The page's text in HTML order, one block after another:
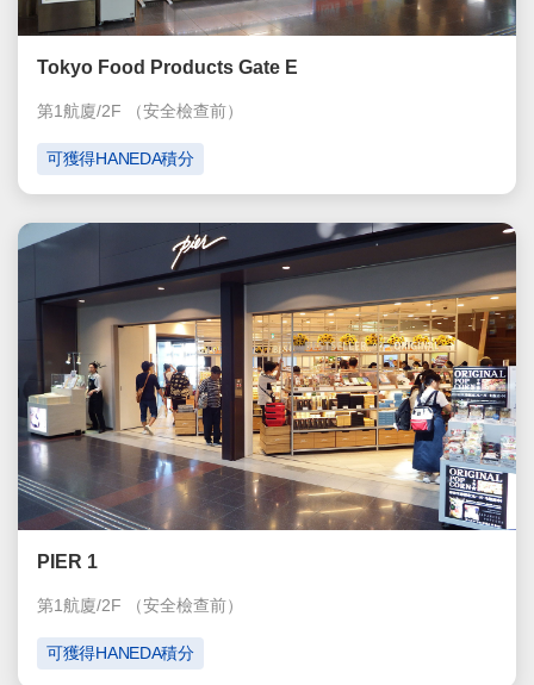
Tokyo Food Products Gate E
第1航廈/2F （安全檢查前）
可獲得HANEDA積分
PIER 1
第1航廈/2F （安全檢查前）
可獲得HANEDA積分